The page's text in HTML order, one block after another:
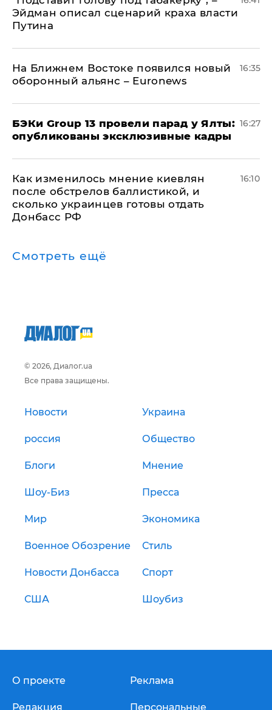
Эйдман описал сценарий краха власти
Путина
На Ближнем Востоке появился новый
оборонный альянс – Euronews
16:35
​БЭКи Group 13 провели парад у Ялты:
опубликованы эксклюзивные кадры
16:27
Как изменилось мнение киевлян
после обстрелов баллистикой, и
сколько украинцев готовы отдать
Донбасс РФ
16:10
Смотреть ещё
© 2026, Диалог.ua
Все права защищены.
Новости Украина
россия Общество
Блоги Мнение
Шоу-Биз Пресса
Мир Экономика
Военное Обозрение Стиль
Новости Донбасса Спорт
США Шоубиз
О проекте
Редакция
Реклама
Персональные